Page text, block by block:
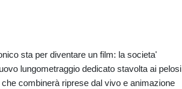
sta per diventare un film: la societa'
lungometraggio dedicato stavolta ai pelosi
combinerà riprese dal vivo e animazione